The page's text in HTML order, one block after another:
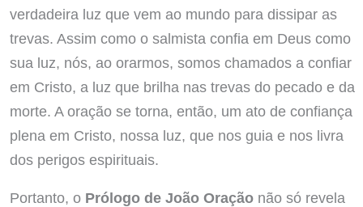
verdadeira luz que vem ao mundo para dissipar as
trevas. Assim como o salmista confia em Deus como
sua luz, nós, ao orarmos, somos chamados a confiar
em Cristo, a luz que brilha nas trevas do pecado e da
morte. A oração se torna, então, um ato de confiança
plena em Cristo, nossa luz, que nos guia e nos livra
dos perigos espirituais.
Portanto, o Prólogo de João Oraçãonão só revela